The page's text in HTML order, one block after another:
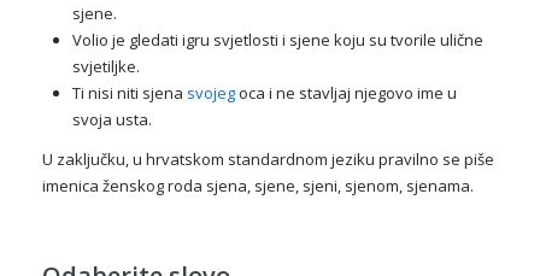
sjene.
Volio je gledati igru svjetlosti i sjene koju su tvorile ulične
svjetiljke.
Ti nisi niti sjena svojegoca i ne stavljaj njegovo ime u
svoja usta.
U zaključku, u hrvatskom standardnom jeziku pravilno se piše
imenica ženskog roda sjena, sjene, sjeni, sjenom, sjenama.